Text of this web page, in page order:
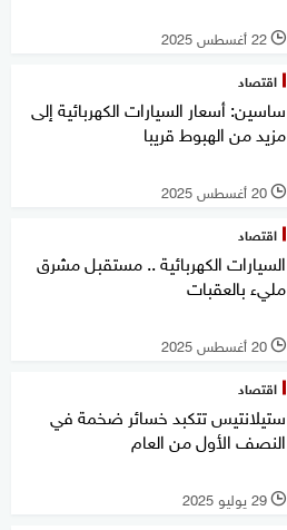
l 22 أغسطس 2025
اقتصاد
ساسين: أسعار السيارات الكهربائية إلى
مزيد من الهبوط قريبا
l 20 أغسطس 2025
اقتصاد
السيارات الكهربائية .. مستقبل مشرق
مليء بالعقبات
l 20 أغسطس 2025
اقتصاد
ستيلانتيس تتكبد خسائر ضخمة في
النصف الأول من العام
l 29 يوليو 2025